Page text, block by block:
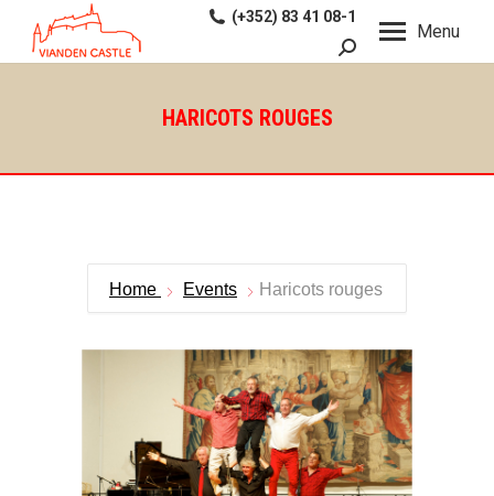
Menu
(+352) 83 41 08-1
Search:
HARICOTS ROUGES
Home Events Haricots rouges